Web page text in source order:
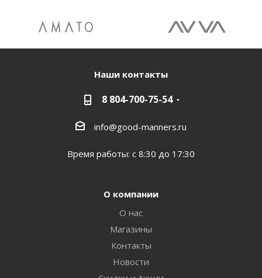
Наши контакты
8 804-700-75-54
info@good-manners.ru
Время работы: с 8:30 до 17:30
О компании
О нас
Магазины
Контакты
Новости